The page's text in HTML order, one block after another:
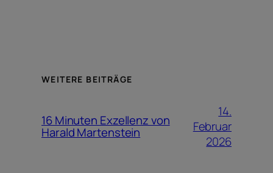
WEITERE BEITRÄGE
16 Minuten Exzellenz von
Harald Martenstein
14.
Februar
2026